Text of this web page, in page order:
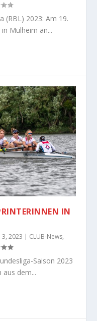
(RBL) 2023: Am 19.
Mülheim an...
IN
3, 2023 | CLUB-News,
Saison 2023
dem...